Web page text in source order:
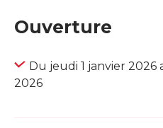
Ouverture
Du jeudi 1 janvier
2026